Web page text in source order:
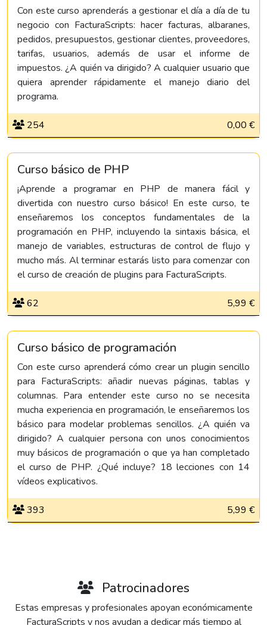
Con este curso aprenderás a gestionar el día a día de tu
negocio con FacturaScripts: hacer facturas, albaranes,
pedidos, presupuestos, gestionar clientes, proveedores,
tarifas, usuarios, además de usar el informe de
impuestos. ¿A quién va dirigido? A cualquier usuario que
quiera aprender rápidamente el manejo diario del
programa.
254 0,00 €
Curso básico de PHP
¡Aprende a programar en PHP de manera fácil y
divertida con nuestro curso básico! En este curso, te
enseñaremos los conceptos fundamentales de la
programación en PHP, incluyendo la sintaxis básica, el
manejo de variables, estructuras de control de flujo y
mucho más. Al terminar estarás listo para comenzar con
el curso de creación de plugins para FacturaScripts.
62 5,99 €
Curso básico de programación
Con este curso aprenderá cómo crear un plugin sencillo
para FacturaScripts: añadir nuevas páginas, tablas y
columnas. Para entender este curso no se necesita
mucha experiencia en programación, le enseñaremos los
básico para modelar problemas sencillos. ¿A quién va
dirigido? A cualquier persona con unos conocimientos
muy básicos de programación o que ya han completado
el curso de PHP. ¿Qué incluye? 18 lecciones con 14
vídeos explicativos.
393 5,99 €
Patrocinadores
Estas empresas y profesionales apoyan económicamente
FacturaScripts y nos ayudan a dedicar más tiempo al